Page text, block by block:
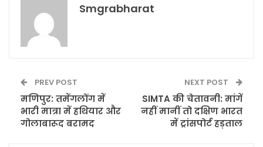
Smgrabharat
PREV POST
मणिपुर: तमेंगलोंग में
भारी मात्रा में हथियार और
गोलाबारूद बरामद
NEXT POST
SIMTA की चेतावनी: मांगें
नहीं मानीं तो दक्षिण भारत
में ट्रांसपोर्ट हड़ताल